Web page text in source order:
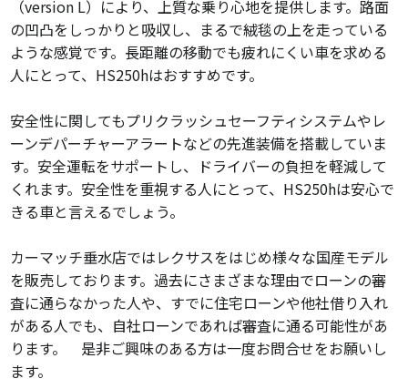
（version L）により、上質な乗り心地を提供します。路面
の凹凸をしっかりと吸収し、まるで絨毯の上を走っている
ような感覚です。長距離の移動でも疲れにくい車を求める
人にとって、HS250hはおすすめです。
安全性に関してもプリクラッシュセーフティシステムやレ
ーンデパーチャーアラートなどの先進装備を搭載していま
す。安全運転をサポートし、ドライバーの負担を軽減して
くれます。安全性を重視する人にとって、HS250hは安心で
きる車と言えるでしょう。
カーマッチ垂水店ではレクサスをはじめ様々な国産モデル
を販売しております。過去にさまざまな理由でローンの審
査に通らなかった人や、すでに住宅ローンや他社借り入れ
がある人でも、自社ローンであれば審査に通る可能性があ
ります。 是非ご興味のある方は一度お問合せをお願いし
ます。